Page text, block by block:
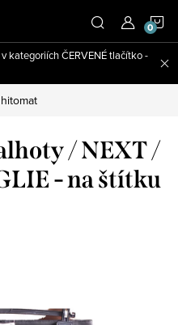
kategoriích ČERVENÉ tlačítko -
/ NEXT /
- na štítku